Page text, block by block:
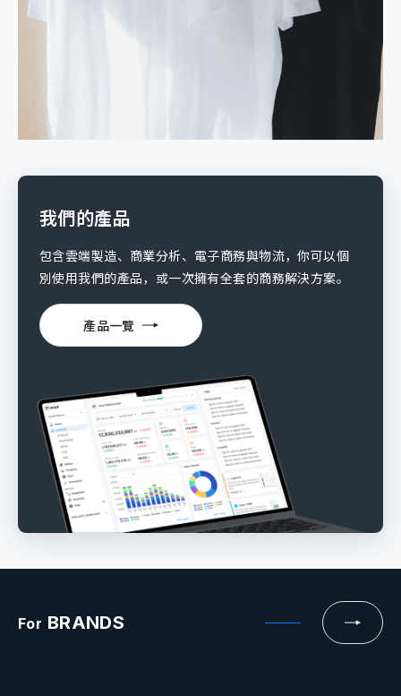
我們的產品
包含雲端製造、商業分析、電子商務與物流，你可以個
別使用我們的產品，或一次擁有全套的商務解決方案。
產品一覽
For BRANDS